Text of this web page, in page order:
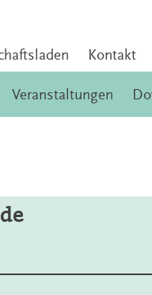
Kontakt
Veranstaltungen